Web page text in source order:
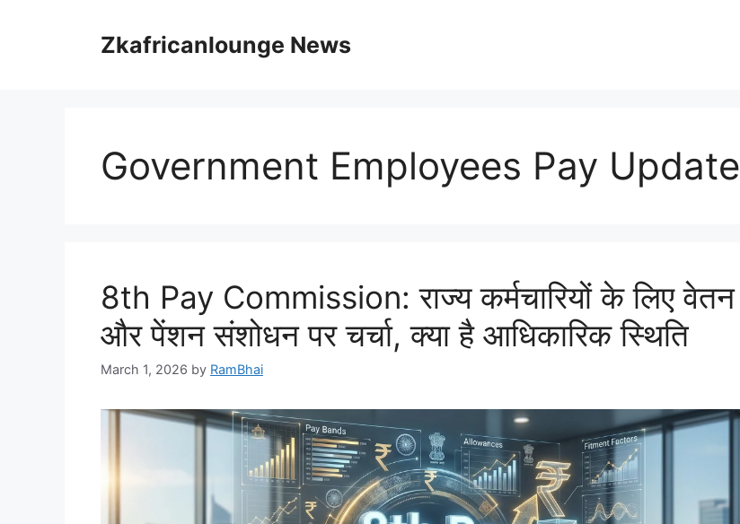
Zkafricanlounge News
Government Employees Pay Update
8th Pay Commission: राज्य कर्मचारियों के लिए वेतन
और पेंशन संशोधन पर चर्चा, क्या है आधिकारिक स्थिति
March 1, 2026 by RamBhai